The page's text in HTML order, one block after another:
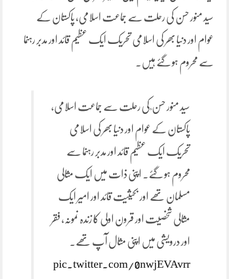
سید منور حسن کی رحلت سے جماعت اسلامی، پاکستان کے
عوام اور دنیا بھر کی اسلامی تحریک ایک عظیم قائد اور مدبر رہنما
سے محروم ہو گئے ہیں۔
سید منور حسن ؒ کی رحلت سے جماعت اسلامی،
پاکستان کے عوام اور دنیا بھر کی اسلامی
تحریک ایک عظیم قائد اور مدبر رہنما سے
محروم ہو گئے۔ اپنی ذات میں ایک مثالی
مسلمان تھے اور بحیثیت قائد اور امیر ایک
مثالی شخصیت اور قرون اولی کا زندہ نمونہ، فقر
اور درویشی میں اپنی مثال آپ تھے۔
pic.twitter.com/0nwjEVAvrr